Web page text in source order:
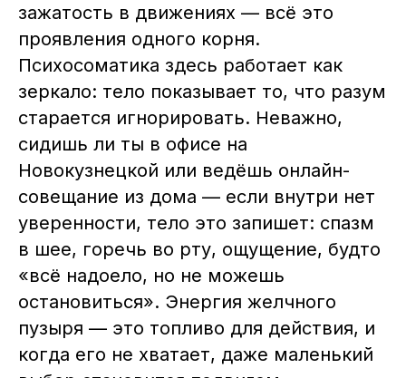
зажатость в движениях — всё это
проявления одного корня.
Психосоматика здесь работает как
зеркало: тело показывает то, что разум
старается игнорировать. Неважно,
сидишь ли ты в офисе на
Новокузнецкой или ведёшь онлайн-
совещание из дома — если внутри нет
уверенности, тело это запишет: спазм
в шее, горечь во рту, ощущение, будто
«всё надоело, но не можешь
остановиться». Энергия желчного
пузыря — это топливо для действия, и
когда его не хватает, даже маленький